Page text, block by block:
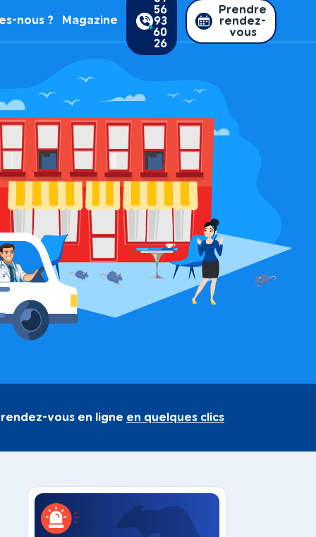
nous ? Magazine
56
93
60
26
Prendre
rendez-
vous
vous en ligne en quelques clics